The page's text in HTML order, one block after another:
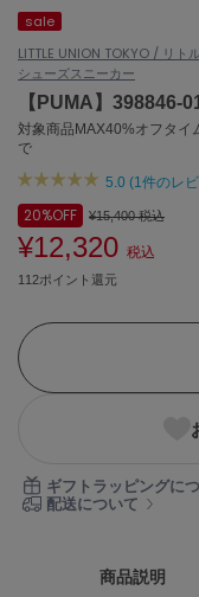
(124)
ànuke
アンヌーク
ASICS
アシックス
Ballelite
バレリット
BANDOLIER
バンドリヤー
Barbour
バブアー
Beyond Closet
Calvin Klein
セルフォード
sale
LITTLE UNION TOKYO / リト
シューズスニーカー
【PUMA】398846-
対象商品MAX40%オフタ
で
5.0 (1件のレ
20%OFF ¥15,400税込
¥12,320 税込
112ポイント還元
ギフトラッピングに
配送について
商品説明